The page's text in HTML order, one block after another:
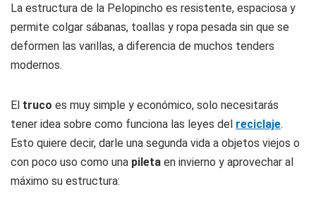
La estructura de la Pelopincho es resistente, espaciosa y
permite colgar sábanas, toallas y ropa pesada sin que se
deformen las varillas, a diferencia de muchos tenders
modernos.
El truco es muy simple y económico, solo necesitarás
tener idea sobre como funciona las leyes del reciclaje.
Esto quiere decir, darle una segunda vida a objetos viejos o
con poco uso como una pileta en invierno y aprovechar al
máximo su estructura: